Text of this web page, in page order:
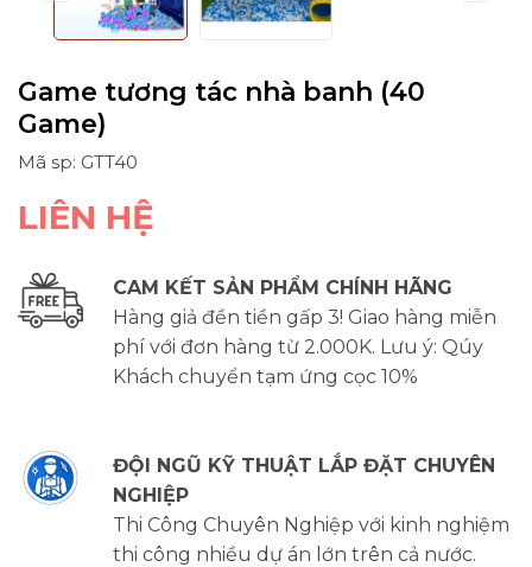
Game tương tác nhà banh (40
Game)
Mã sp: GTT40
LIÊN HỆ
CAM KẾT SẢN PHẨM CHÍNH HÃNG
Hàng giả đền tiền gấp 3! Giao hàng miễn
phí với đơn hàng từ 2.000K. Lưu ý: Qúy
Khách chuyển tạm ứng cọc 10%
ĐỘI NGŨ KỸ THUẬT LẮP ĐẶT CHUYÊN
NGHIỆP
Thi Công Chuyên Nghiệp với kinh nghiệm
thi công nhiều dự án lớn trên cả nước.